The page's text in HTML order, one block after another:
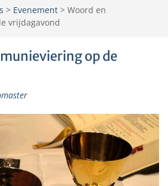
> Evenement > Woord en
vrijdagavond
op de